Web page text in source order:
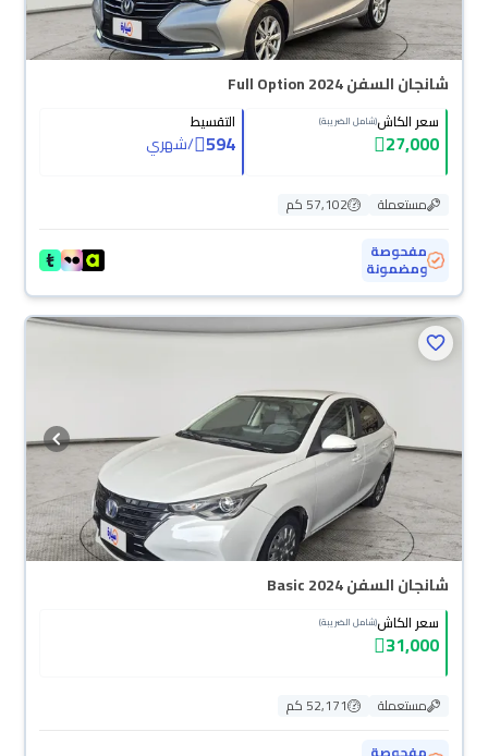
شانجان السفن Full Option 2024
سعر الكاش(شامل الضريبة)
27,000
التقسيط
594
/شهري
مستعملة
57,102 كم
مفحوصة
ومضمونة
محجوزة
شانجان السفن Basic 2024
سعر الكاش(شامل الضريبة)
31,000
مستعملة
52,171 كم